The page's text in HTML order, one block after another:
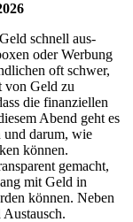
schnell aus-
oder Werbung
oft schwer,
von Geld zu
die finanziellen
Abend geht es
und darum, wie
können.
gemacht,
mit Geld in
können. Neben